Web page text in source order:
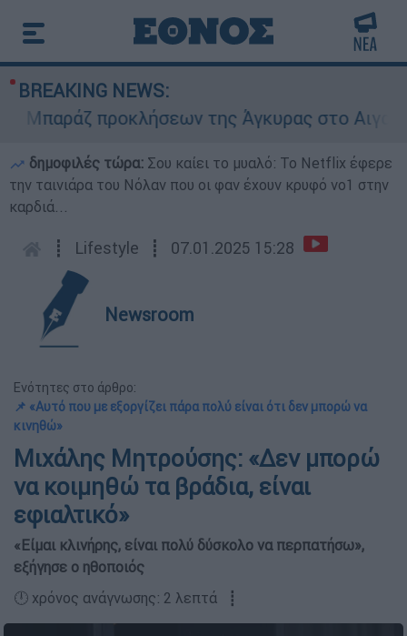
BREAKING NEWS:
προκλήσεων της Άγκυρας στο Αιγαίο:
δημοφιλές τώρα: Σου καίει το μυαλό: Το Netflix έφερε
την ταινιάρα του Νόλαν που οι φαν έχουν κρυφό νο1 στην
καρδιά...
┋ Lifestyle ┋ 07.01.2025 15:28
Newsroom
Ενότητες στο άρθρο:
📌 «Αυτό που με εξοργίζει πάρα πολύ είναι ότι δεν μπορώ να
κινηθώ»
Μιχάλης Μητρούσης: «Δεν μπορώ
να κοιμηθώ τα βράδια, είναι
εφιαλτικό»
«Είμαι κλινήρης, είναι πολύ δύσκολο να περπατήσω»,
εξήγησε ο ηθοποιός
🕛 χρόνος ανάγνωσης: 2 λεπτά ┋